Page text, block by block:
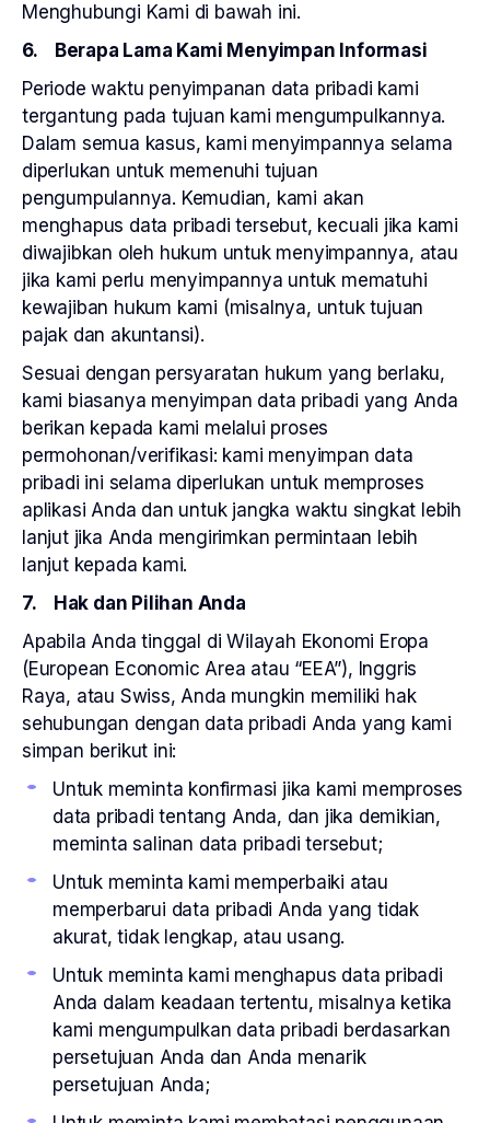
Menghubungi Kami di bawah ini.
6. Berapa Lama Kami Menyimpan Informasi
Periode waktu penyimpanan data pribadi kami
tergantung pada tujuan kami mengumpulkannya.
Dalam semua kasus, kami menyimpannya selama
diperlukan untuk memenuhi tujuan
pengumpulannya. Kemudian, kami akan
menghapus data pribadi tersebut, kecuali jika kami
diwajibkan oleh hukum untuk menyimpannya, atau
jika kami perlu menyimpannya untuk mematuhi
kewajiban hukum kami (misalnya, untuk tujuan
pajak dan akuntansi).
Sesuai dengan persyaratan hukum yang berlaku,
kami biasanya menyimpan data pribadi yang Anda
berikan kepada kami melalui proses
permohonan/verifikasi: kami menyimpan data
pribadi ini selama diperlukan untuk memproses
aplikasi Anda dan untuk jangka waktu singkat lebih
lanjut jika Anda mengirimkan permintaan lebih
lanjut kepada kami.
7. Hak dan Pilihan Anda
Apabila Anda tinggal di Wilayah Ekonomi Eropa
(European Economic Area atau “EEA”), Inggris
Raya, atau Swiss, Anda mungkin memiliki hak
sehubungan dengan data pribadi Anda yang kami
simpan berikut ini:
Untuk meminta konfirmasi jika kami memproses
data pribadi tentang Anda, dan jika demikian,
meminta salinan data pribadi tersebut;
Untuk meminta kami memperbaiki atau
memperbarui data pribadi Anda yang tidak
akurat, tidak lengkap, atau usang.
Untuk meminta kami menghapus data pribadi
Anda dalam keadaan tertentu, misalnya ketika
kami mengumpulkan data pribadi berdasarkan
persetujuan Anda dan Anda menarik
persetujuan Anda;